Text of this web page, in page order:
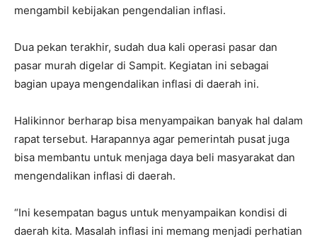
mengambil kebijakan pengendalian inflasi.
Dua pekan terakhir, sudah dua kali operasi pasar dan
pasar murah digelar di Sampit. Kegiatan ini sebagai
bagian upaya mengendalikan inflasi di daerah ini.
Halikinnor berharap bisa menyampaikan banyak hal dalam
rapat tersebut. Harapannya agar pemerintah pusat juga
bisa membantu untuk menjaga daya beli masyarakat dan
mengendalikan inflasi di daerah.
“Ini kesempatan bagus untuk menyampaikan kondisi di
daerah kita. Masalah inflasi ini memang menjadi perhatian